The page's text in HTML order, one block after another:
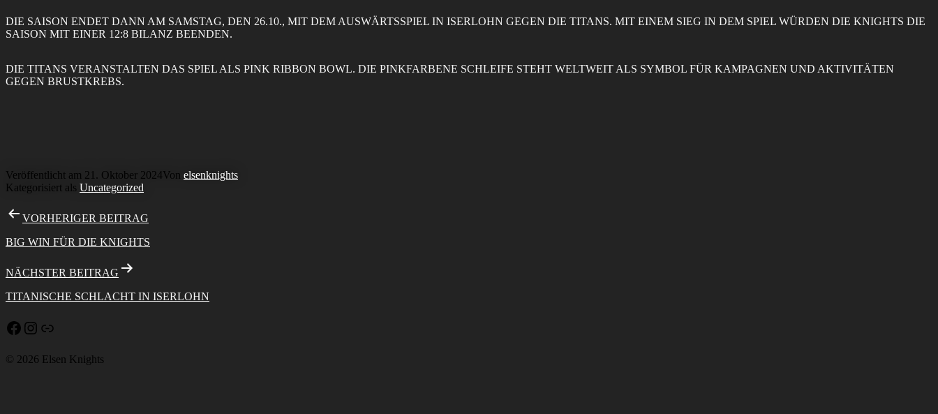
DIE SAISON ENDET DANN AM SAMSTAG, DEN 26.10., MIT DEM AUSWÄRTSSPIEL IN ISERLOHN GEGEN DIE TITANS. MIT EINEM SIEG IN DEM SPIEL WÜRDEN DIE KNIGHTS DIE
SAISON MIT EINER 12:8 BILANZ BEENDEN.
DIE TITANS VERANSTALTEN DAS SPIEL ALS PINK RIBBON BOWL. DIE PINKFARBENE SCHLEIFE STEHT WELTWEIT ALS SYMBOL FÜR KAMPAGNEN UND AKTIVITÄTEN
GEGEN BRUSTKREBS.
Veröffentlicht am 21. Oktober 2024Von elsenknights
Kategorisiert als Uncategorized
Beitragsnavigation
VORHERIGER BEITRAG
BIG WIN FÜR DIE KNIGHTS
NÄCHSTER BEITRAG
TITANISCHE SCHLACHT IN ISERLOHN
Facebook
Instagram
Link
© 2026 Elsen Knights